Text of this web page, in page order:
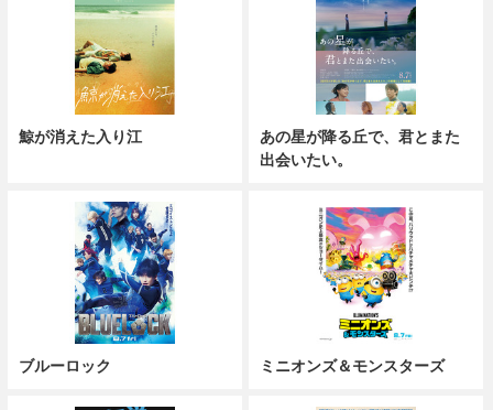
鯨が消えた入り江
あの星が降る丘で、君とまた
出会いたい。
ブルーロック ミニオンズ＆モンスターズ